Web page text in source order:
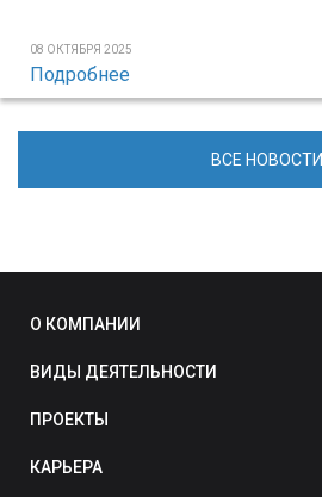
08 ОКТЯБРЯ 2025
Подробнее
ВСЕ НОВОСТИ
О КОМПАНИИ
ВИДЫ ДЕЯТЕЛЬНОСТИ
ПРОЕКТЫ
КАРЬЕРА